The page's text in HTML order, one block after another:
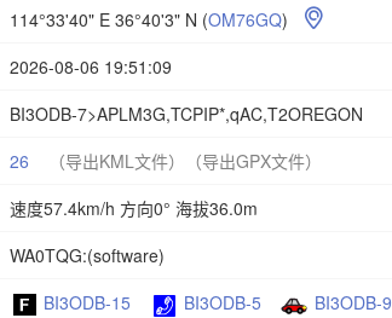
114°33'40" E 36°40'3" N (OM76GQ) 
2026-08-06 19:51:09
BI3ODB-7>APLM3G,TCPIP*,qAC,T2OREGON
26 （导出KML文件）
（导出GPX文件）
速度57.4km/h 方向0° 海拔36.0m
WA0TQG:(software)
BI3ODB-15 BI3ODB-5 BI3ODB-9